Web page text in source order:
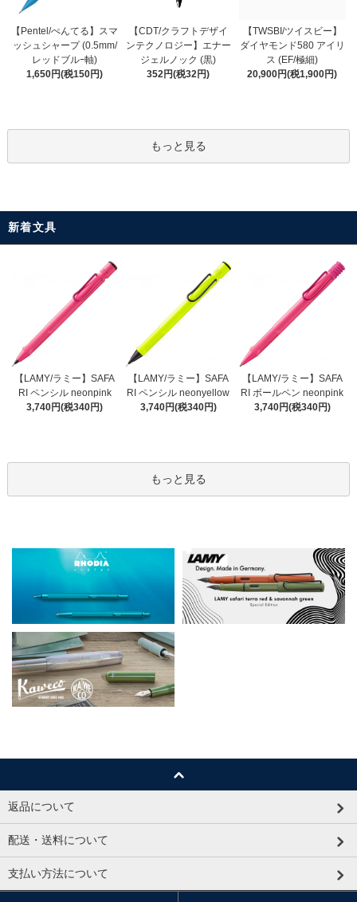
【Pentel/ぺんてる】スマ
ッシュシャープ (0.5mm/
レッドブルｰ軸)
1,650円(税150円)
【CDT/クラフトデザイ
ンテクノロジー】エナー
ジェルノック (黒)
352円(税32円)
【TWSBI/ツイスビー】
ダイヤモンド580 アイリ
ス (EF/極細)
20,900円(税1,900円)
もっと見る
新着文具
【LAMY/ラミー】SAFA
RI ペンシル neonpink
3,740円(税340円)
【LAMY/ラミー】SAFA
RI ペンシル neonyellow
3,740円(税340円)
【LAMY/ラミー】SAFA
RI ボールペン neonpink
3,740円(税340円)
もっと見る
返品について
配送・送料について
支払い方法について